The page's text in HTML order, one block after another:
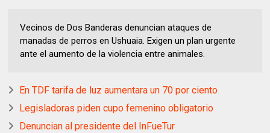
Vecinos de Dos Banderas denuncian ataques de
manadas de perros en Ushuaia. Exigen un plan urgente
ante el aumento de la violencia entre animales.
En TDF tarifa de luz aumentara un 70 por ciento
Legisladoras piden cupo femenino obligatorio
Denuncian al presidente del InFueTur